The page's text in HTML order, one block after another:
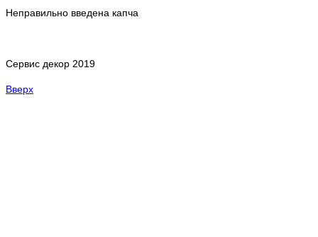
Неправильно введена капча
Сервис декор 2019
Вверх